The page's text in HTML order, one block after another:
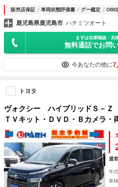
販売店保証 車両状態評価書 グー鑑定 OBD
鹿児島県鹿児島市 ハチミツオート
まずは在庫確認・見
無料通話でお問
今あなたの他に7
トヨタ
ヴォクシー ハイブリッドＳ－Ｚ
ＴＶキット・ＤＶＤ・Ｂカメラ・
ー・ハーフレザーシート・ＬＥＤ
ークルーズ・オートライト・ミラ
ＥＴＣ
通
年式
車検